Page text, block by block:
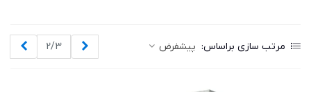
مرتب سازی براساس: پیشفرض قبلی2/3